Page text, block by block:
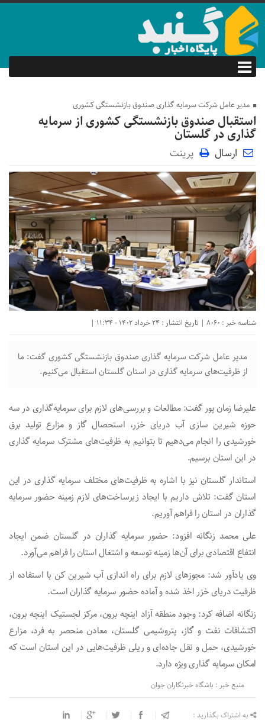
مدیر عامل شرکت سرمایه گذاری صندوق بازنشستگی کشوری
استقبال صندوق بازنشستگی کشوری از سرمایه
گذاری در گلستان
ارسال پرینت
شناسه خبر : 8060 | تاریخ انتشار : 24 خرداد 1402 - 11:34 |
مدیر عامل شرکت سرمایه گذاری صندوق بازنشستگی کشوری گفت: ما
از ظرفیت‌های سرمایه گذاری در استان گلستان استقبال می‌کنیم.
علیرضا زمان پور گفت: مطالعات و بررسی‌های لازم برای سرمایه‌گذاری در سه
حوزه شیرین سازی آب دریای خزر، استحصال گاز و مزارع تولید برق
خورشیدی را انجام می‌دهیم تا بتوانیم به ظرفیت‌های مشترک سرمایه گذاری
در این استان برسیم.
استاندار گلستان نیز با اشاره به ظرفیت‌های مختلف سرمایه گذاری در این
استان گفت: تلاش داریم با ایجاد زیرساخت‌های لازم زمینه حضور سرمایه
گذاران در استان را فراهم آوریم.
علی محمد زنگانه افزود: حضور سرمایه گذاران در گلستان ضمن ایجاد
انتفاع اقتصادی برای آن‌ها زمینه توسعه و اشتغال استان را فراهم می‌آورد.
وی یادآور شد: مجوز‌های لازم برای راه اندازی آب شیرین کن با استفاده از
ظرفیت دریای خزر اخذ شده و آماده حضور سرمایه گذاران است.
زنگانه اضافه کرد: وجود منطقه آزاد اینچه برون، مرکز لجستیک اینچه برون،
اکتشافات نفت و گاز، پتروشیمی گلستان، معادن منحصر به فرد، مزارع
خورشیدی، حمل و نقل جاده‌ای و ریلی ظرفیت‌هایی در این استان است که
امکان سرمایه گذاری ویژه دارد.
منبع خبر : باشگاه خبرنگاران جوان
به اشتراک بگذارید :